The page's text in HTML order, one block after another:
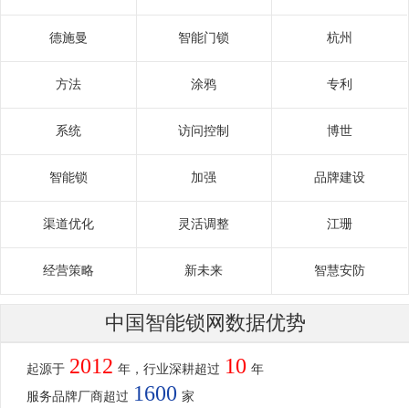
德施曼 智能门锁 杭州
方法 涂鸦 专利
系统 访问控制 博世
智能锁 加强 品牌建设
渠道优化 灵活调整 江珊
经营策略 新未来 智慧安防
中国智能锁网数据优势
起源于 2012 年，行业深耕超过 10 年
服务品牌厂商超过 1600 家